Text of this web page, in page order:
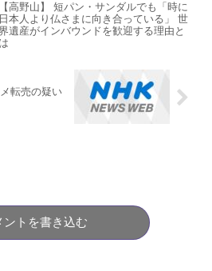
【高野山】 短パン・サンダルでも「時に
日本人より仏さまに向き合っている」 世
遺産がインバウンドを歓迎する理由と
は
転売の疑い
ントを書き込む